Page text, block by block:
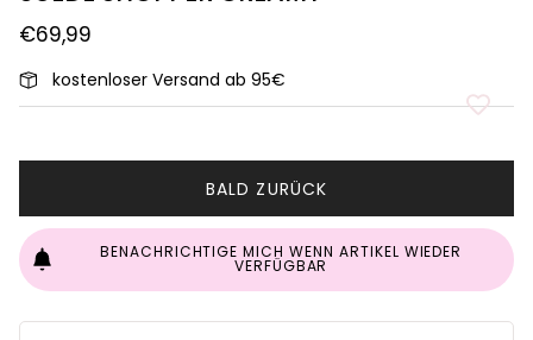
€69,99
kostenloser Versand ab 95€
BALD ZURÜCK
BENACHRICHTIGE MICH WENN ARTIKEL WIEDER
VERFÜGBAR